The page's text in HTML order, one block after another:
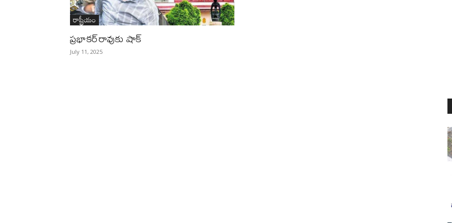
రాష్ట్రీయం
ప్రభాకర్‌రావుకు షాక్
July 11, 2025